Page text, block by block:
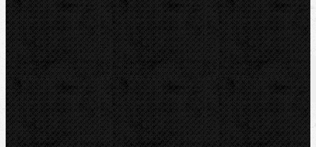
Kód zboží:
595093
Značka:
CBC
Popis
Zařazení
Komentáře (0)